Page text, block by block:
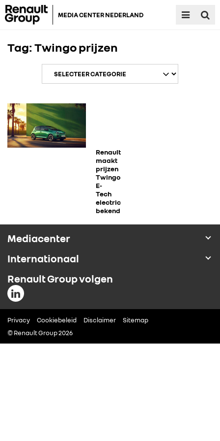
MEDIA CENTER NEDERLAND
RENAULT GROUP
RENAULT
ALLIANCE
FOTO’S & VIDEO’S
IN DE MEDIA
CONTACT
Tag: Twingo prijzen
Renault
maakt
prijzen
Twingo
E-
Tech
electric
bekend
Mediacenter
Internationaal
Renault Group volgen
Privacy Cookiebeleid Disclaimer
Sitemap
© Renault Group 2026